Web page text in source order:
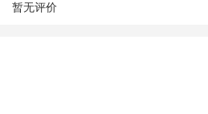
暂无评价